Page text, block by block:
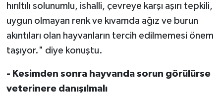
hırıltılı solunumlu, ishalli, çevreye karşı aşırı tepkili,
uygun olmayan renk ve kıvamda ağız ve burun
akıntıları olan hayvanların tercih edilmemesi önem
taşıyor." diye konuştu.
- Kesimden sonra hayvanda sorun görülürse
veterinere danışılmalı
Gaziantep Müftülüğü
Giresun Müftülüğü
Gümüşhane Müftülüğü
Hakkari Müftülüğü